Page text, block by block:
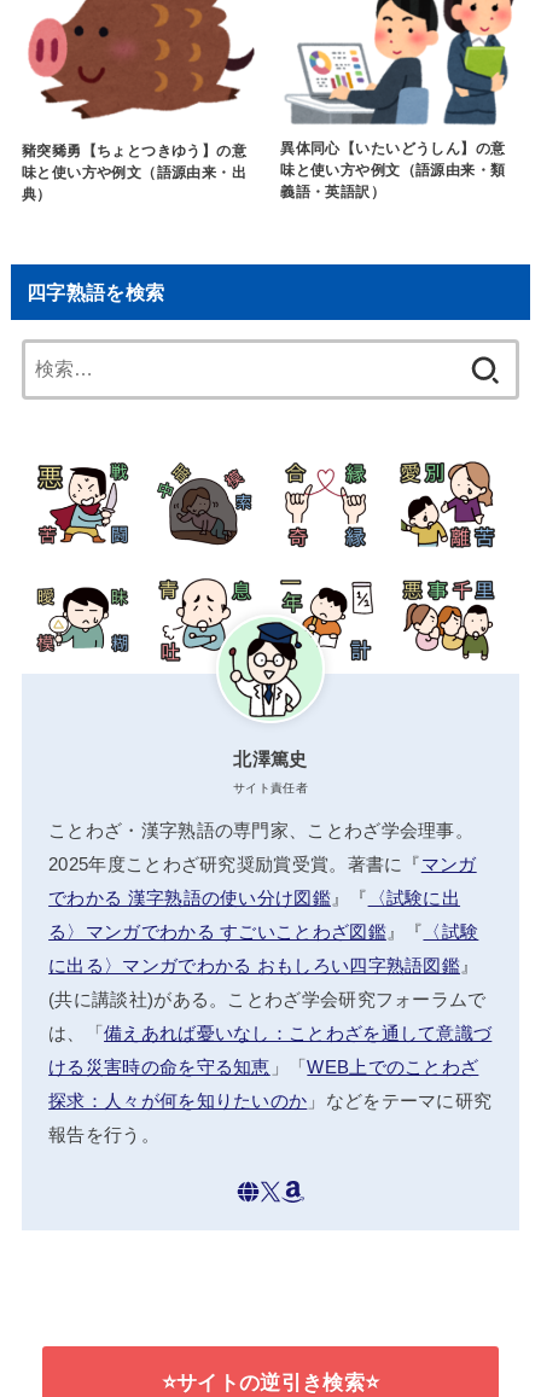
豬突豨勇【ちょとつきゆう】の意
味と使い方や例文（語源由来・出
典）
異体同心【いたいどうしん】の意
味と使い方や例文（語源由来・類
義語・英語訳）
四字熟語を検索
索:
北澤篤史
サイト責任者
ことわざ・漢字熟語の専門家、ことわざ学会理事。
2025年度ことわざ研究奨励賞受賞。著書に『マンガ
でわかる 漢字熟語の使い分け図鑑』『 〈試験に出
る〉マンガでわかる すごいことわざ図鑑』『 〈試験
に出る〉マンガでわかる おもしろい四字熟語図鑑 』
(共に講談社)がある。ことわざ学会研究フォーラムで
は、「備えあれば憂いなし：ことわざを通して意識づ
ける災害時の命を守る知恵 」「WEB上でのことわざ
探求：人々が何を知りたいのか 」などをテーマに研究
報告を行う。
⭐サイトの逆引き検索⭐